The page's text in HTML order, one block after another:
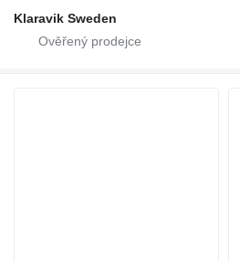
Klaravik Sweden